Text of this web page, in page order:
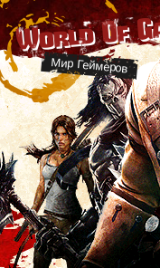
World Of
Мир Геймеров